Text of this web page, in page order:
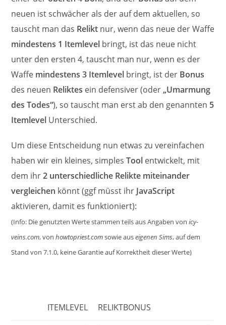
neuen ist schwächer als der auf dem aktuellen, so
tauscht man das Relikt nur, wenn das neue der Waffe
mindestens 1 Itemlevel bringt, ist das neue nicht
unter den ersten 4, tauscht man nur, wenn es der
Waffe mindestens 3 Itemlevel bringt, ist der Bonus
des neuen Reliktes ein defensiver (oder„Umarmung
des Todes“), so tauscht man erst ab den genannten 5
Itemlevel Unterschied.
Um diese Entscheidung nun etwas zu vereinfachen
haben wir ein kleines, simplesTool entwickelt, mit
dem ihr2 unterschiedliche Relikte miteinander
vergleichen könnt (ggf müsst ihr JavaScript
aktivieren, damit es funktioniert):
(Info: Die genutzten Werte stammen teils aus Angaben vonicy-
veins.com, vonhowtopriest.comsowie auseigenen Sims, auf dem
Stand von 7.1.0, keine Garantie auf Korrektheit dieser Werte)
ITEMLEVEL RELIKTBONUS